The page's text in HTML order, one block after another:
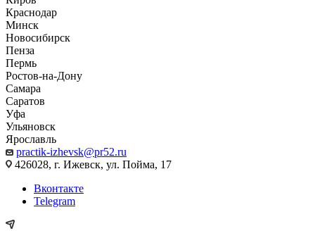
Краснодар
Минск
Новосибирск
Пенза
Пермь
Ростов-на-Дону
Самара
Саратов
Уфа
Ульяновск
Ярославль
practik-izhevsk@pr52.ru
426028, г. Ижевск, ул. Пойма, 17
Вконтакте
Telegram